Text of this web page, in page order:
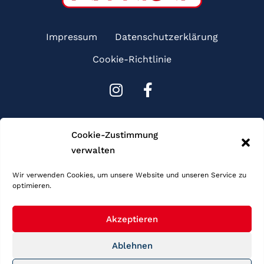
Cookie-Zustimmung
verwalten
Wir verwenden Cookies, um unsere Website und unseren Service zu
optimieren.
Akzeptieren
Ablehnen
Impressum
Datenschutzerklärung
Cookie-Richtlinie
I
s
t
r
m
F
c
e
o
-
f